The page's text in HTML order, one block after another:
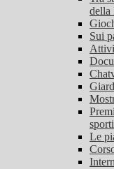
della
Sui
Le